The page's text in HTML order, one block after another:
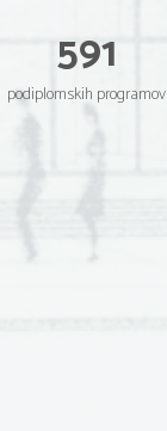
591
podiplomskih programov